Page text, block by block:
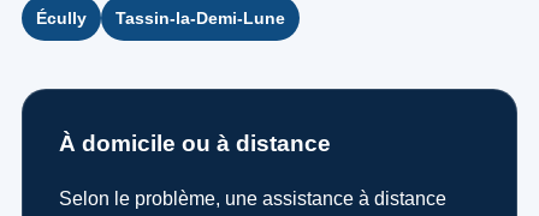
Écully Tassin-la-Demi-Lune
À domicile ou à distance
Selon le problème, une assistance à distance